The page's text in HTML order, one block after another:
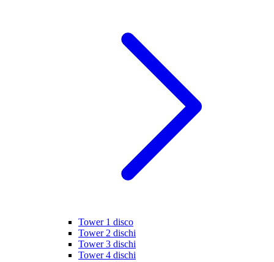
Tower 1 disco
Tower 2 dischi
Tower 3 dischi
Tower 4 dischi